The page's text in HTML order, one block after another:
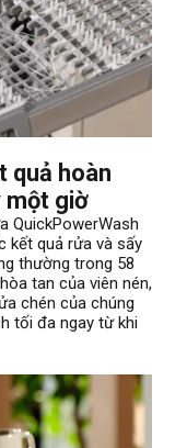
quả hoàn
một giờ
QuickPowerWash
kết quả rửa và sấy
thường trong 58
tan của viên nén,
chén của chúng
tối đa ngay từ khi